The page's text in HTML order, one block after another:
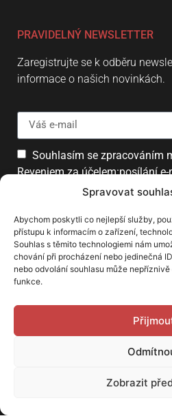
Spravovat
Abychom poskytli co nejlepší služby,
přístupu k informacím o zařízení,
Souhlas s těmito technologiemi nám
chování při procházení nebo jedinečná
nebo odvolání souhlasu může
funkce.
Zobrazit
PRAVIDELNÝ NEWSLETTER
Zaregistrujte se k odběru
informace o našich novinkách.
Souhlasím se zpracováním
Reveniem za účelem:posílání
možné se kdykoliv odhlásit).